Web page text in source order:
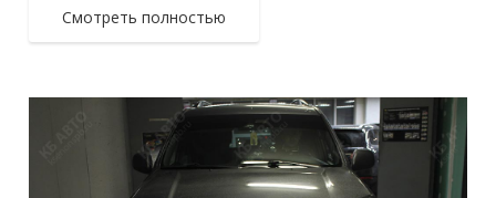
Смотреть полностью